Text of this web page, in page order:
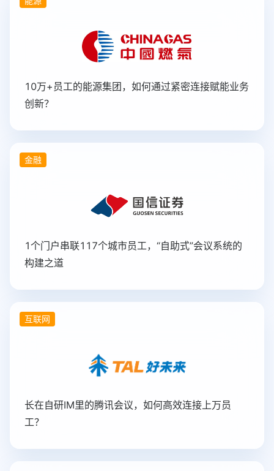
10万+员工的能源集团，如何通过紧密连接赋能业务
创新？
金融
1个门户串联117个城市员工，“自助式”会议系统的
构建之道
互联网
长在自研IM里的腾讯会议，如何高效连接上万员
工？